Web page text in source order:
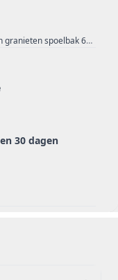
onderbouw en vlakinbouw met kraangatbank 1208953874
30 dagen